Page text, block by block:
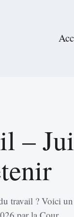
–
travail ? Voici un